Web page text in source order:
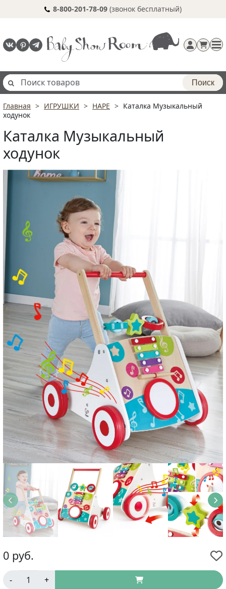
8-800-201-78-09 (звонок бесплатный)
Поиск
Главная ИГРУШКИ HAPE
Каталка Музыкальный
ходунок
Каталка Музыкальный
ходунок
0 руб.
-
+